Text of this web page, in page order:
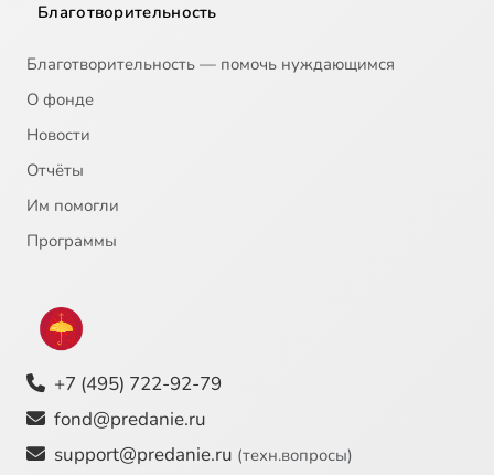
Благотворительность
Благотворительность — помочь нуждающимся
О фонде
Новости
Отчёты
Им помогли
Программы
+7 (495) 722-92-79
fond@predanie.ru
support@predanie.ru (техн.вопросы)